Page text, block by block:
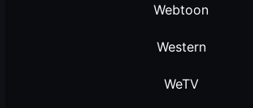
Webtoon
Western
WeTV